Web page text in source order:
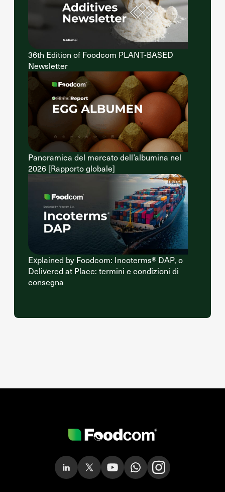
36th Edition of Foodcom PLANT-BASED
Newsletter
Panoramica del mercato dell’albumina nel
2026 [Rapporto globale]
Explained by Foodcom: Incoterms® DAP, o
Delivered at Place: termini e condizioni di
consegna